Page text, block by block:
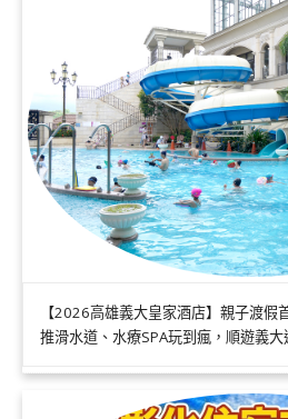
【2026高雄義大皇家酒店】親子渡假
推滑水道、水療SPA玩到瘋，順遊義